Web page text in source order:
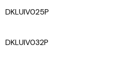
DKLUIV025P
DKLUIV032P